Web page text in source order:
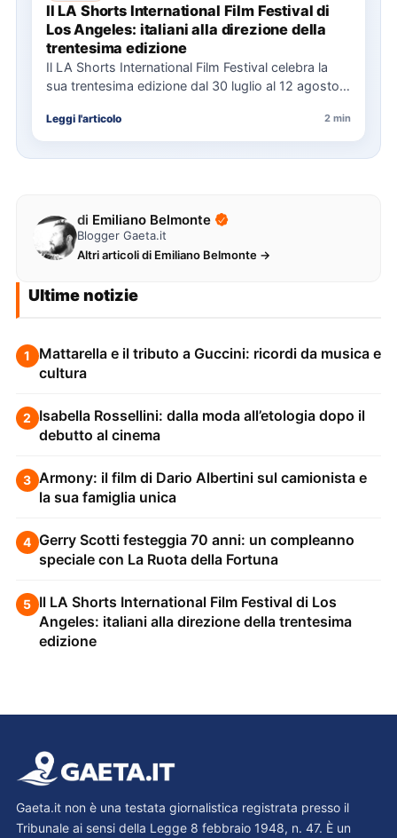
Il LA Shorts International Film Festival di
Los Angeles: italiani alla direzione della
trentesima edizione
Il LA Shorts International Film Festival celebra la
sua trentesima edizione dal 30 luglio al 12 agosto,
Leggi l'articolo 2 min
di Emiliano Belmonte
Blogger Gaeta.it
Altri articoli di Emiliano Belmonte →
Ultime notizie
1
Mattarella e il tributo a Guccini: ricordi da musica e
cultura
2 Isabella Rossellini: dalla moda all’etologia dopo il
debutto al cinema
3 Armony: il film di Dario Albertini sul camionista e
la sua famiglia unica
4 Gerry Scotti festeggia 70 anni: un compleanno
speciale con La Ruota della Fortuna
5 Il LA Shorts International Film Festival di Los
Angeles: italiani alla direzione della trentesima
edizione
Gaeta.it non è una testata giornalistica registrata presso il
Tribunale ai sensi della Legge 8 febbraio 1948, n. 47. È un